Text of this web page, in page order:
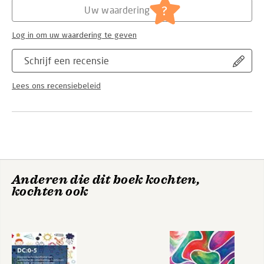
Schrijf een recensie
Lees ons recensiebeleid
Uw waardering ?
Log in om uw waardering te geven
Anderen die dit boek kochten,
kochten ook